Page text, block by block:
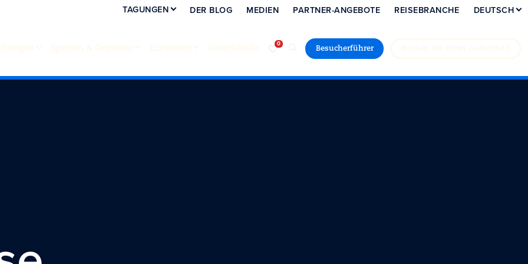
Besucherführer
TAGUNGEN DER BLOG MEDIEN PARTNER-ANGEBOTE REISEBRANCHE DEUTSCH